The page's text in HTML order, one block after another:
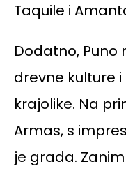
Taquile i
Dodatno, Puno
drevne kulture
krajolike. Na
Armas, s
je grada.